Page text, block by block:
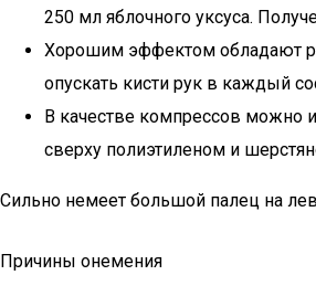
250 мл яблочного уксуса.
Хорошим эффектом обладают
опускать кисти рук в каждый
В качестве компрессов можно
сверху полиэтиленом и
Сильно немеет большой палец на
Причины онемения